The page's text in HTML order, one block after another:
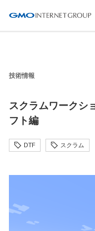
技術情報
スクラムワークシ
フト編
DTF スクラム